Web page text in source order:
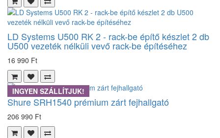
LD Systems U500 RK 2 - rack-be építő készlet 2 db
U500 vezeték nélküli vevő rack-be építéséhez
16 990 Ft
INGYEN SZÁLLÍTJUK!
Shure SRH1540 prémium zárt fejhallgató
206 990 Ft